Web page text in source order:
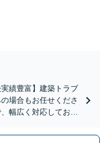
績豊富】建築トラブ
場合もお任せくださ
幅広く対応しており